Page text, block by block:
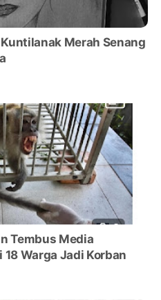
Merah Senang
Tembus Media
Warga Jadi Korban